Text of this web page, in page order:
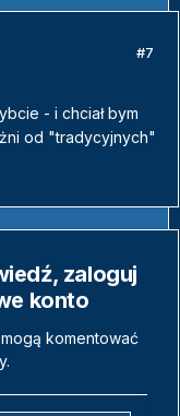
#7
- i chciał bym
od "tradycyjnych"
zaloguj
konto
komentować